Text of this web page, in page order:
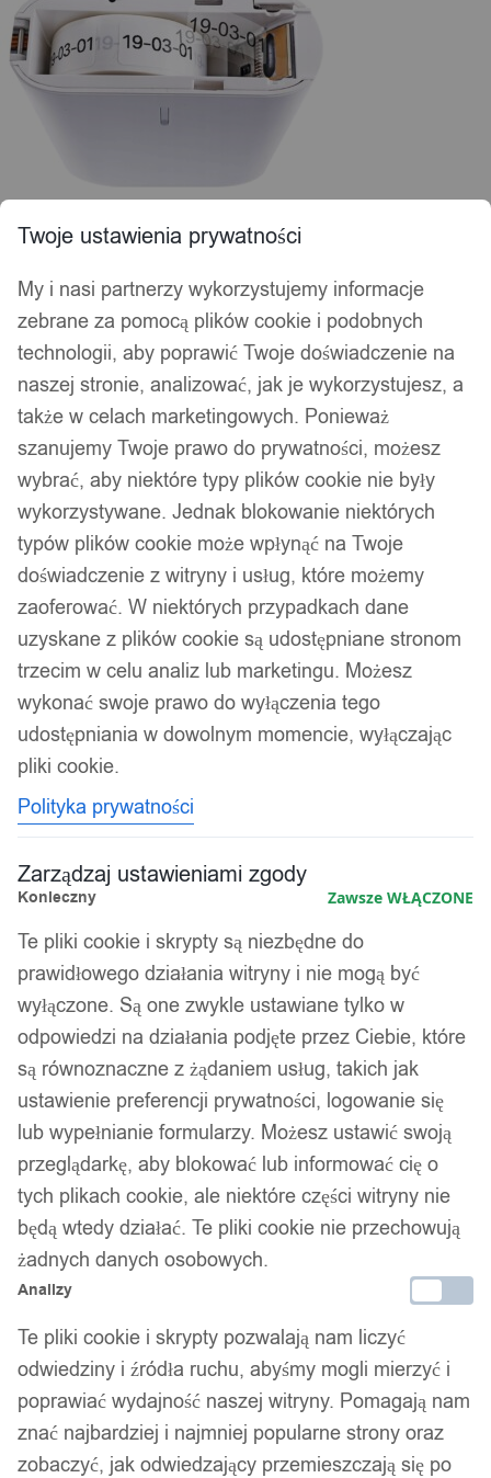
/ 4
Twoje ustawienia prywatności
My i nasi partnerzy wykorzystujemy informacje
zebrane za pomocą plików cookie i podobnych
technologii, aby poprawić Twoje doświadczenie na
naszej stronie, analizować, jak je wykorzystujesz, a
także w celach marketingowych. Ponieważ
szanujemy Twoje prawo do prywatności, możesz
wybrać, aby niektóre typy plików cookie nie były
wykorzystywane. Jednak blokowanie niektórych
typów plików cookie może wpłynąć na Twoje
doświadczenie z witryny i usług, które możemy
zaoferować. W niektórych przypadkach dane
uzyskane z plików cookie są udostępniane stronom
trzecim w celu analiz lub marketingu. Możesz
wykonać swoje prawo do wyłączenia tego
udostępniania w dowolnym momencie, wyłączając
pliki cookie.
Polityka prywatności
Zarządzaj ustawieniami zgody
Konieczny Zawsze WŁĄCZONE
Te pliki cookie i skrypty są niezbędne do
prawidłowego działania witryny i nie mogą być
wyłączone. Są one zwykle ustawiane tylko w
odpowiedzi na działania podjęte przez Ciebie, które
są równoznaczne z żądaniem usług, takich jak
ustawienie preferencji prywatności, logowanie się
lub wypełnianie formularzy. Możesz ustawić swoją
przeglądarkę, aby blokować lub informować cię o
tych plikach cookie, ale niektóre części witryny nie
będą wtedy działać. Te pliki cookie nie przechowują
żadnych danych osobowych.
Analizy
Te pliki cookie i skrypty pozwalają nam liczyć
odwiedziny i źródła ruchu, abyśmy mogli mierzyć i
poprawiać wydajność naszej witryny. Pomagają nam
znać najbardziej i najmniej popularne strony oraz
zobaczyć, jak odwiedzający przemieszczają się po